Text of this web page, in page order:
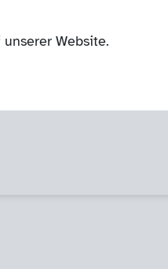
unserer Website.